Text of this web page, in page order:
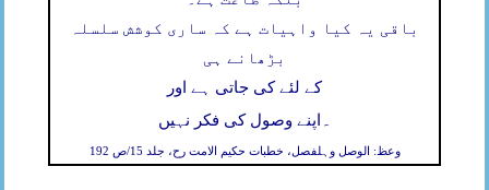
باقی یہ کیا واہیات ہے کہ ساری کوشش سلسلہ
بڑھانے ہی
کے لئے کی جاتی ہے اور
اپنے وصول کی فکر نہیں ۔
وعظ: الوصل وہلفصل، خطبات حکیم الامت رح، جلد 15/ص 192